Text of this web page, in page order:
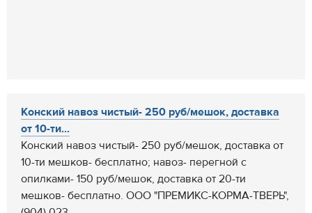
Конский навоз чистый- 250 руб/мешок, доставка
от 10-ти...
Конский навоз чистый- 250 руб/мешок, доставка от
10-ти мешков- бесплатно; навоз- перегной с
опилками- 150 руб/мешок, доставка от 20-ти
мешков- бесплатно. ООО "ПРЕМИКС-КОРМА-ТВЕРЬ",